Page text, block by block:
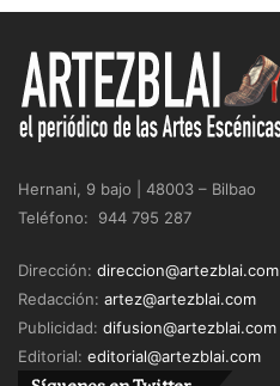
Hernani, 9 bajo | 48003 – Bilbao
Teléfono: 944 795 287
Dirección: direccion@artezblai.com
Redacción: artez@artezblai.com
Publicidad: difusion@artezblai.com
Editorial: editorial@artezblai.com